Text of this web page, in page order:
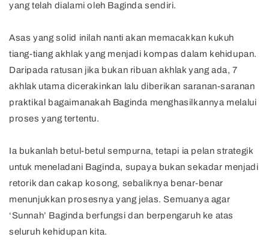
yang telah dialami oleh Baginda sendiri.
Asas yang solid inilah nanti akan memacakkan kukuh
tiang-tiang akhlak yang menjadi kompas dalam kehidupan.
Daripada ratusan jika bukan ribuan akhlak yang ada, 7
akhlak utama dicerakinkan lalu diberikan saranan-saranan
praktikal bagaimanakah Baginda menghasilkannya melalui
proses yang tertentu.
Ia bukanlah betul-betul sempurna, tetapi ia pelan strategik
untuk meneladani Baginda, supaya bukan sekadar menjadi
retorik dan cakap kosong, sebaliknya benar-benar
menunjukkan prosesnya yang jelas. Semuanya agar
‘Sunnah’ Baginda berfungsi dan berpengaruh ke atas
seluruh kehidupan kita.